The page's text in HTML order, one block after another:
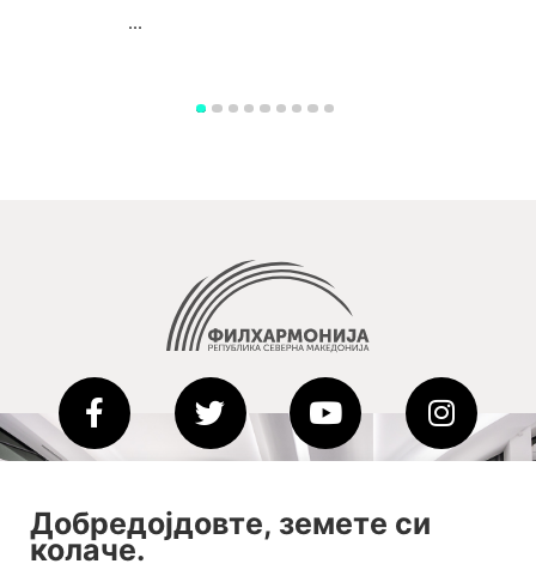
...
2020-09-01_argument!
Filharmonija
Добредојдовте, земете си
колаче.